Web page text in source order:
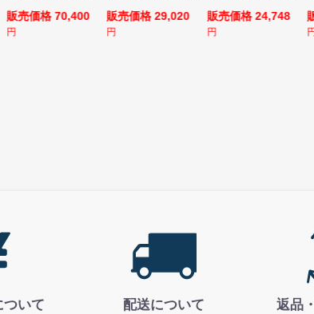
販売価格 70,400
円
販売価格 29,020
円
販売価格 24,748
円
ついて 配送について 返品